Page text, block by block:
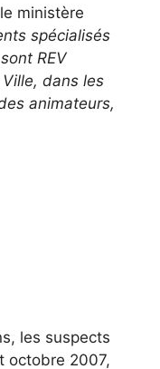
ministère
spécialisés
REV
dans les
animateurs,
les suspects
octobre 2007,